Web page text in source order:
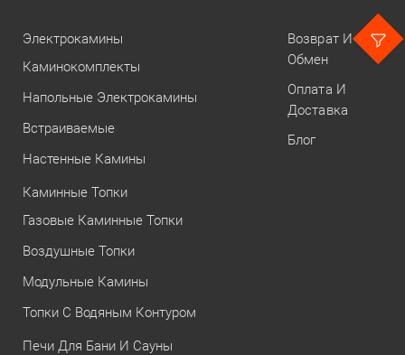
Электрокамины
Каминокомплекты
Напольные Электрокамины
Встраиваемые
Настенные Камины
Каминные Топки
Газовые Каминные Топки
Воздушные Топки
Модульные Камины
Топки С Водяным Контуром
Печи Для Бани И Сауны
Возврат И
Обмен
Оплата И
Доставка
Блог